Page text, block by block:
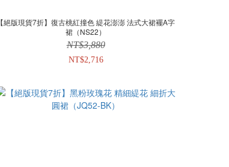
【絕版現貨7折】復古桃紅撞色 緹花澎澎 法式大裙襬A字
裙（NS22）
NT$3,880
NT$2,716